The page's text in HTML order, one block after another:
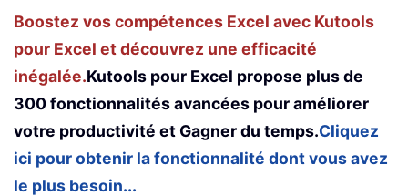
Boostez vos compétences Excel avec Kutools
pour Excel et découvrez une efficacité
inégalée.Kutools pour Excel propose plus de
300 fonctionnalités avancées pour améliorer
votre productivité et Gagner du temps.Cliquez
ici pour obtenir la fonctionnalité dont vous avez
le plus besoin...